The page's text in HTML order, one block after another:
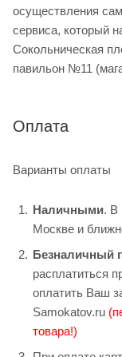
осуществления
сервиса, который
Сокольническая
павильон №11
Оплата
Варианты оплаты
Наличными. В
Москве и
Безналичный
расплатиться
оплатить Ваш
Samokatov.ru
товара!)